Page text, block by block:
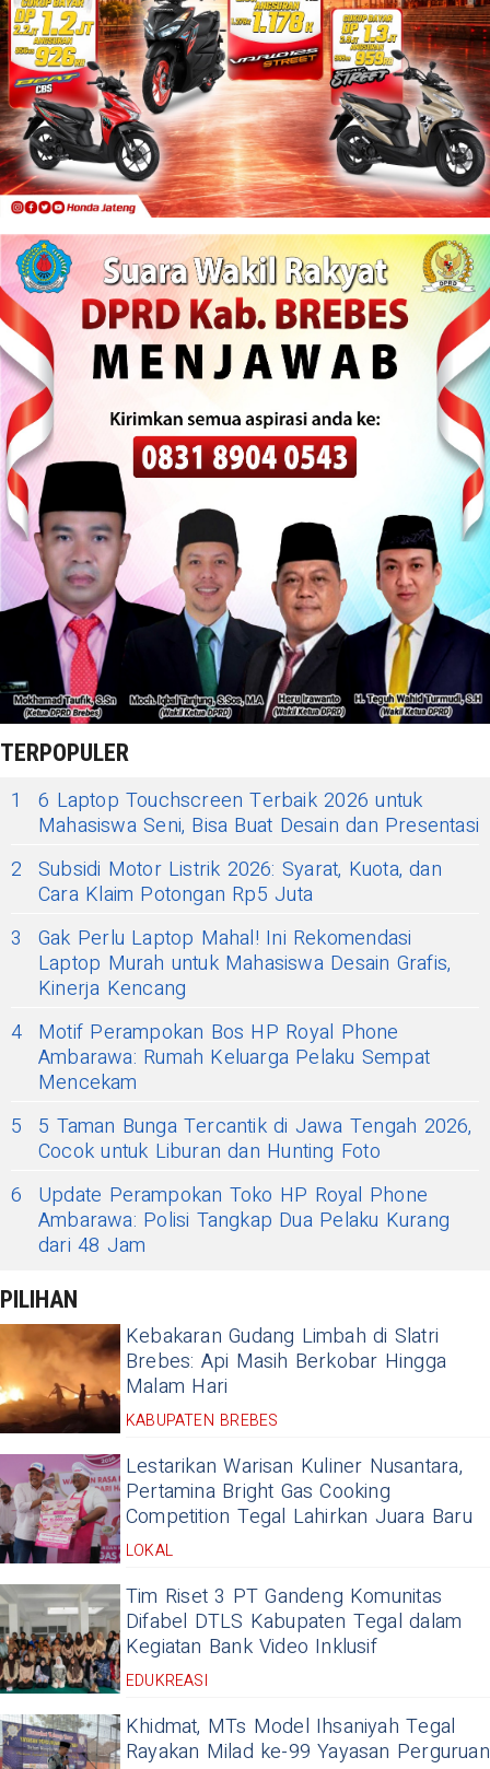
TERPOPULER
1
6 Laptop Touchscreen Terbaik 2026 untuk
Mahasiswa Seni, Bisa Buat Desain dan Presentasi
2 Subsidi Motor Listrik 2026: Syarat, Kuota, dan
Cara Klaim Potongan Rp5 Juta
3
Gak Perlu Laptop Mahal! Ini Rekomendasi
Laptop Murah untuk Mahasiswa Desain Grafis,
Kinerja Kencang
4 Motif Perampokan Bos HP Royal Phone
Ambarawa: Rumah Keluarga Pelaku Sempat
Mencekam
5
5 Taman Bunga Tercantik di Jawa Tengah 2026,
Cocok untuk Liburan dan Hunting Foto
6
Update Perampokan Toko HP Royal Phone
Ambarawa: Polisi Tangkap Dua Pelaku Kurang
dari 48 Jam
PILIHAN
Kebakaran Gudang Limbah di Slatri
Brebes: Api Masih Berkobar Hingga
Malam Hari
KABUPATEN BREBES
Lestarikan Warisan Kuliner Nusantara,
Pertamina Bright Gas Cooking
Competition Tegal Lahirkan Juara Baru
LOKAL
Tim Riset 3 PT Gandeng Komunitas
Difabel DTLS Kabupaten Tegal dalam
Kegiatan Bank Video Inklusif
EDUKREASI
Khidmat, MTs Model Ihsaniyah Tegal
Rayakan Milad ke-99 Yayasan Perguruan